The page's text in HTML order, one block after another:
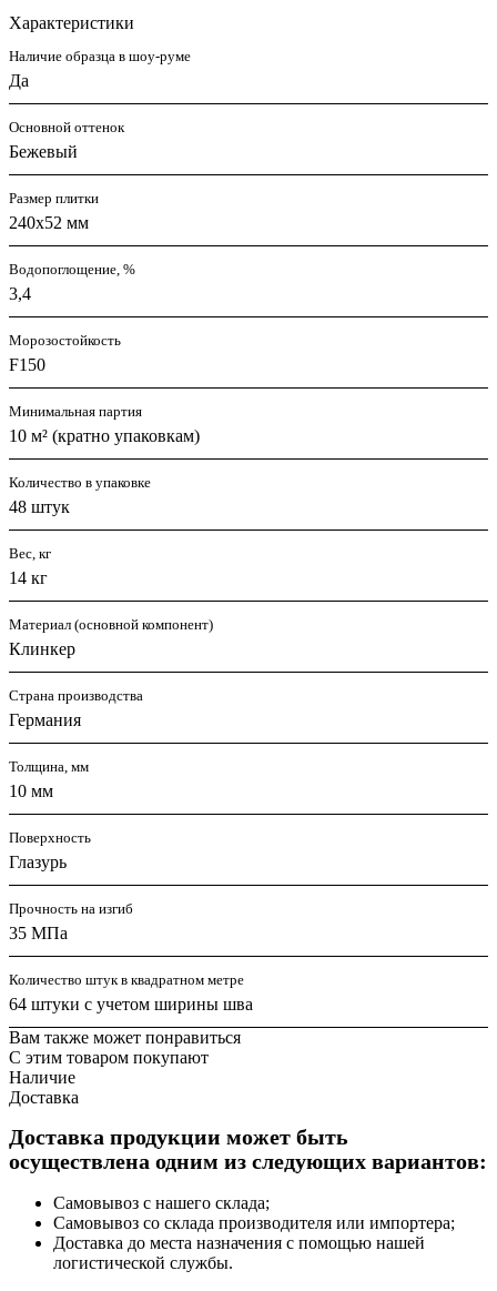
Характеристики
Наличие образца в шоу-руме
Да
Основной оттенок
Бежевый
Размер плитки
240x52 мм
Водопоглощение, %
3,4
Морозостойкость
F150
Минимальная партия
10 м² (кратно упаковкам)
Количество в упаковке
48 штук
Вес, кг
14 кг
Материал (основной компонент)
Клинкер
Страна производства
Германия
Толщина, мм
10 мм
Поверхность
Глазурь
Прочность на изгиб
35 МПа
Количество штук в квадратном метре
64 штуки с учетом ширины шва
Вам также может понравиться
С этим товаром покупают
Наличие
Доставка
Доставка продукции может быть
осуществлена одним из следующих вариантов:
Самовывоз с нашего склада;
Самовывоз со склада производителя или импортера;
Доставка до места назначения с помощью нашей
логистической службы.